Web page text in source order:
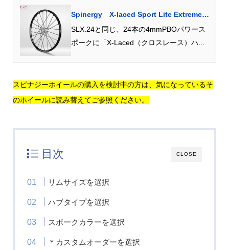
Spinergy X-laced Sport Lite Extreme
“...
SLX.24と同じ、24本の4mmPBOパワース
ポークに「X-Laced（クロスレース）ハ...
スピナジーホイールの購入を検討中の方は、気になっているそ
のホイールに読み替えてご参照ください。
CLOSE
目次
リムサイズを選択
ハブタイプを選択
スポークカラーを選択
＊カスタムオーダーを選択